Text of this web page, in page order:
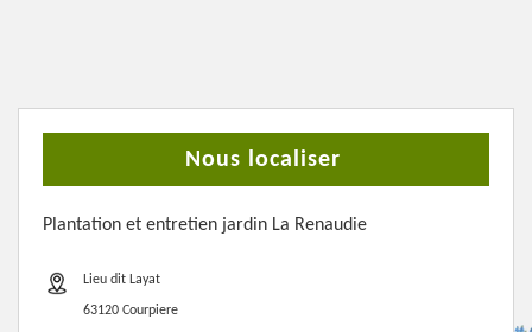
Nous localiser
Plantation et entretien jardin La Renaudie
Lieu dit Layat
63120 Courpiere